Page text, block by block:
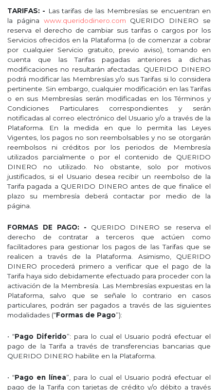
TARIFAS: - Las tarifas de las Membresías se encuentran en
la página www.queridodinero.com QUERIDO DINERO se
reserva el derecho de cambiar sus tarifas o cargos por los
Servicios ofrecidos en la Plataforma (o de comenzar a cobrar
por cualquier Servicio gratuito, previo aviso), tomando en
cuenta que las Tarifas pagadas anteriores a dichas
modificaciones no resultarán afectadas. QUERIDO DINERO
podrá modificar las Membresías y/o sus Tarifas si lo considera
pertinente. Sin embargo, cualquier modificación en las Tarifas
o en sus Membresías serán modificadas en los Términos y
Condiciones Particulares correspondientes y serán
notificadas al correo electrónico del Usuario y/o a través de la
Plataforma. En la medida en que lo permita las Leyes
Vigentes, los pagos no son reembolsables y no se otorgarán
reembolsos ni créditos por los periodos de Membresía
utilizados parcialmente o por el contenido de QUERIDO
DINERO no utilizado. No obstante, solo por motivos
justificados, si el Usuario desea recibir un reembolso de la
Tarifa pagada a QUERIDO DINERO antes de que finalice el
plazo su membresía deberá contactar por medio de la
página.
FORMAS DE PAGO: - QUERIDO DINERO se reserva el
derecho de contratar a terceros que actúen como
facilitadores para gestionar los pagos de las Tarifas que se
realicen a través de la Plataforma. Asimismo, QUERIDO
DINERO procederá primero a verificar que el pago de la
Tarifa haya sido debidamente efectuado para proceder con la
activación de la Membresía. Las Membresías expuestas en la
Plataforma, salvo que se señale lo contrario en casos
particulares, podrán ser pagados a través de las siguientes
modalidades (“Formas de Pago”):
• “Pago Diferido”: para lo cual el Usuario podrá efectuar el
pago de la Tarifa a través de transferencias bancarias que
QUERIDO DINERO habilite en la Plataforma.
• “Pago en línea”, para lo cual el Usuario podrá efectuar el
pago de la Tarifa con tarjetas de crédito y/o débito a través